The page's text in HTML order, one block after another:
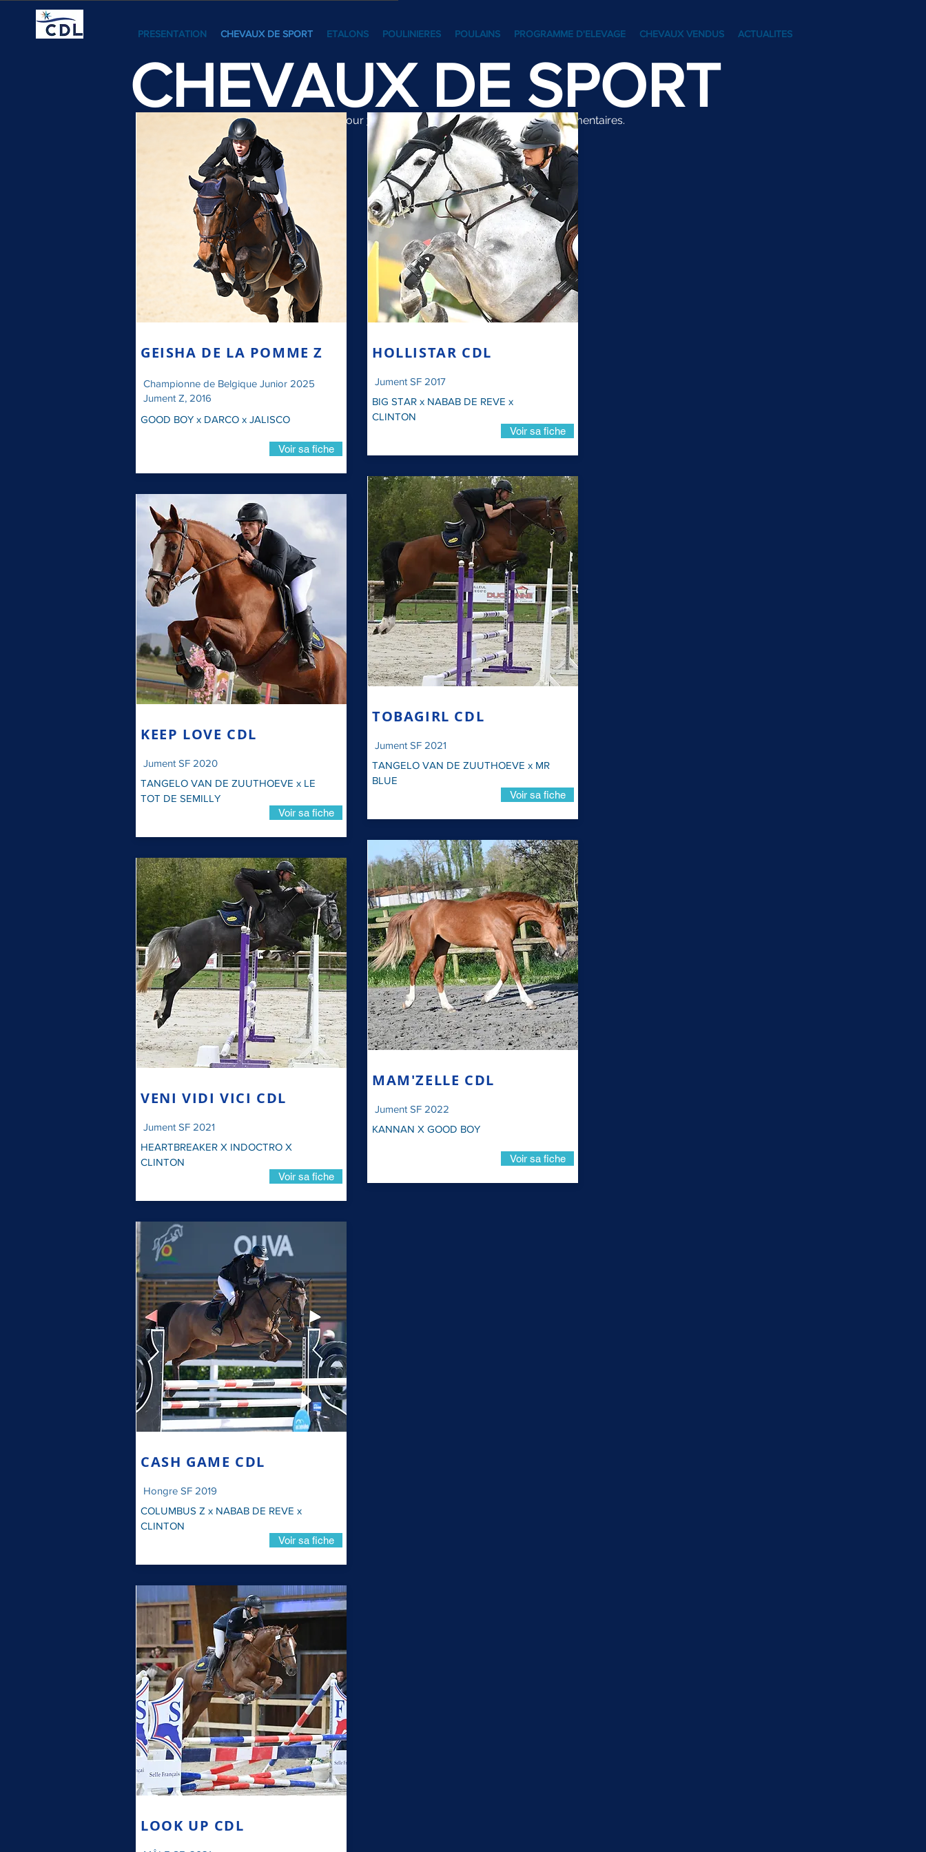
PRESENTATION CHEVAUX DE SPORT ETALONS POULINIERES POULAINS PROGRAMME D'ELEVAGE CHEVAUX VENDUS ACTUALITES
CHEVAUX DE SPORT
Nous restons à votre entière disposition pour toutes demandes d’informationscomplémentaires.
GEISHA DE LA POMME Z
Championne de Belgique Junior 2025
Jument Z, 2016
Voir sa fiche
GOOD BOY x DARCO x JALISCO
KEEP LOVE CDL
Jument SF 2020
Voir sa fiche
TANGELO VAN DE ZUUTHOEVE x LE
TOT DE SEMILLY
VENI VIDI VICI CDL
Jument SF 2021
Voir sa fiche
HEARTBREAKER X INDOCTRO X
CLINTON
HOLLISTAR CDL
Jument SF 2017
Voir sa fiche
BIG STAR x NABAB DE REVE x
CLINTON
TOBAGIRL CDL
Jument SF 2021
Voir sa fiche
TANGELO VAN DE ZUUTHOEVE x MR
BLUE
MAM'ZELLE CDL
Jument SF 2022
Voir sa fiche
KANNAN X GOOD BOY
CASH GAME CDL
Hongre SF 2019
Voir sa fiche
COLUMBUS Z x NABAB DE REVE x
CLINTON
LOOK UP CDL